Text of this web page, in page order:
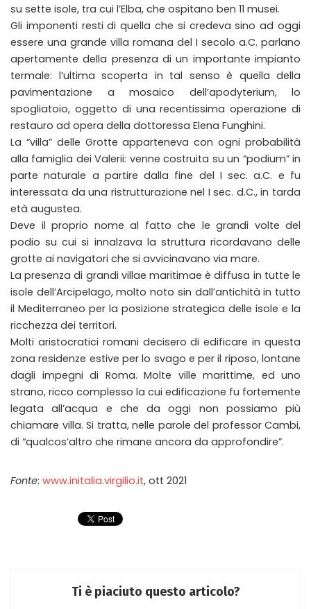
su sette isole, tra cui l’Elba, che ospitano ben 11 musei.
Gli imponenti resti di quella che si credeva sino ad oggi
essere una grande villa romana del I secolo a.C. parlano
apertamente della presenza di un importante impianto
termale: l’ultima scoperta in tal senso è quella della
pavimentazione a mosaico dell’apodyterium, lo
spogliatoio, oggetto di una recentissima operazione di
restauro ad opera della dottoressa Elena Funghini.
La “villa” delle Grotte apparteneva con ogni probabilità
alla famiglia dei Valerii: venne costruita su un “podium” in
parte naturale a partire dalla fine del I sec. a.C. e fu
interessata da una ristrutturazione nel I sec. d.C., in tarda
età augustea.
Deve il proprio nome al fatto che le grandi volte del
podio su cui si innalzava la struttura ricordavano delle
grotte ai navigatori che si avvicinavano via mare.
La presenza di grandi villae maritimae è diffusa in tutte le
isole dell’Arcipelago, molto noto sin dall’antichità in tutto
il Mediterraneo per la posizione strategica delle isole e la
ricchezza dei territori.
Molti aristocratici romani decisero di edificare in questa
zona residenze estive per lo svago e per il riposo, lontane
dagli impegni di Roma. Molte ville marittime, ed uno
strano, ricco complesso la cui edificazione fu fortemente
legata all’acqua e che da oggi non possiamo più
chiamare villa. Si tratta, nelle parole del professor Cambi,
di “qualcos’altro che rimane ancora da approfondire”.
Fonte: www.initalia.virgilio.it, ott 2021
Ti è piaciuto questo articolo?